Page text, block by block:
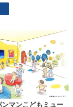
横浜
ン博物館（ラー博）
ラダイス
ッド
ンマンこどもミュー